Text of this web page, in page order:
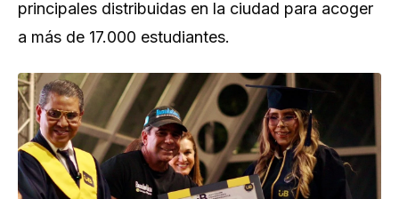
principales distribuidas en la ciudad para acoger
a más de 17.000 estudiantes.